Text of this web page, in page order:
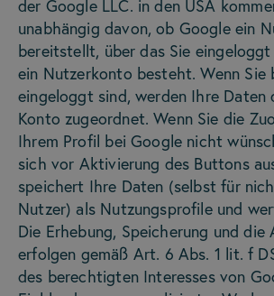
der Google LLC. in den USA
unabhängig davon, ob Google ein
bereitstellt, über das Sie
ein Nutzerkonto besteht. Wenn Sie
eingeloggt sind, werden Ihre Daten
Konto zugeordnet. Wenn Sie die
Ihrem Profil bei Google nicht
sich vor Aktivierung des Buttons
speichert Ihre Daten (selbst für
Nutzer) als Nutzungsprofile und
Die Erhebung, Speicherung und die
erfolgen gemäß Art. 6 Abs. 1 lit. f
des berechtigten Interesses von